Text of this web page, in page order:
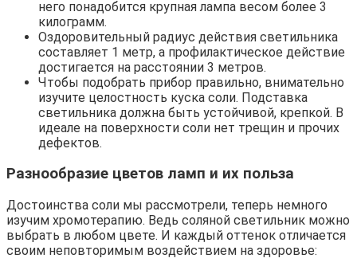
него понадобится крупная лампа весом более 3
килограмм.
Оздоровительный радиус действия светильника
составляет 1 метр, а профилактическое действие
достигается на расстоянии 3 метров.
Чтобы подобрать прибор правильно, внимательно
изучите целостность куска соли. Подставка
светильника должна быть устойчивой, крепкой. В
идеале на поверхности соли нет трещин и прочих
дефектов.
Разнообразие цветов ламп и их польза
Достоинства соли мы рассмотрели, теперь немного
изучим хромотерапию. Ведь соляной светильник можно
выбрать в любом цвете. И каждый оттенок отличается
своим неповторимым воздействием на здоровье: